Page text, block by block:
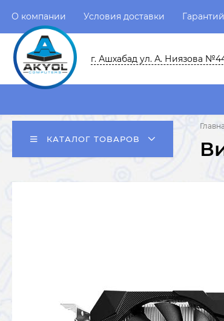
О компании Условия доставки
г. Ашхабад ул. А. Ниязова
Уважаемые
КАТАЛОГ ТОВАРОВ